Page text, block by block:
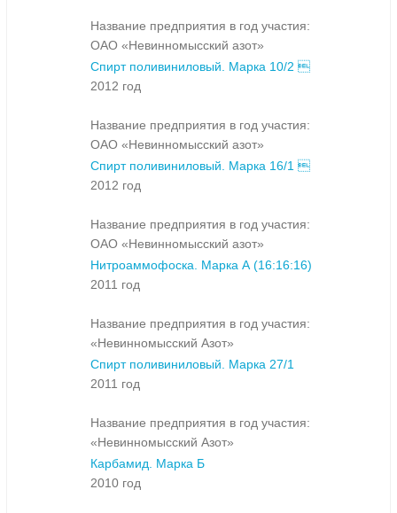
Название предприятия в год участия:
ОАО «Невинномысский азот»
Спирт поливиниловый. Марка 10/2 
2012 год
Название предприятия в год участия:
ОАО «Невинномысский азот»
Спирт поливиниловый. Марка 16/1 
2012 год
Название предприятия в год участия:
ОАО «Невинномысский азот»
Нитроаммофоска. Марка А (16:16:16)
2011 год
Название предприятия в год участия:
«Невинномысский Азот»
Спирт поливиниловый. Марка 27/1
2011 год
Название предприятия в год участия:
«Невинномысский Азот»
Карбамид. Марка Б
2010 год